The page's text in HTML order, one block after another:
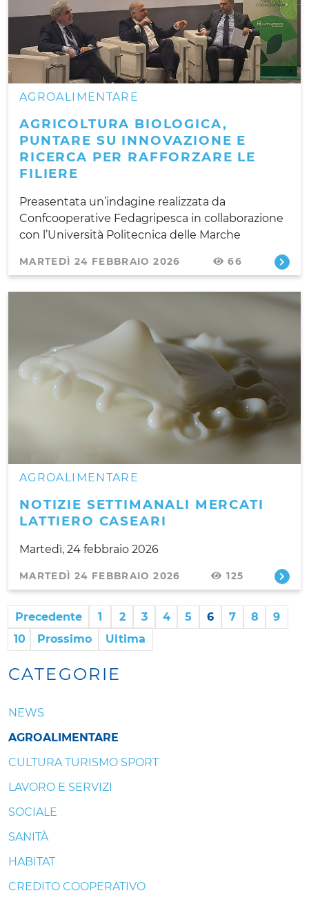
AGROALIMENTARE
AGRICOLTURA BIOLOGICA,
PUNTARE SU INNOVAZIONE E
RICERCA PER RAFFORZARE LE
FILIERE
Preasentata un’indagine realizzata da
Confcooperative Fedagripesca in collaborazione
con l’Università Politecnica delle Marche
MARTEDÌ 24 FEBBRAIO 2026 66
AGROALIMENTARE
NOTIZIE SETTIMANALI MERCATI
LATTIERO CASEARI
Martedì, 24 febbraio 2026
MARTEDÌ 24 FEBBRAIO 2026 125
Precedente 1 2 3 4 5 6 7 8
9
10
Prossimo Ultima
CATEGORIE
NEWS
AGROALIMENTARE
CULTURA TURISMO SPORT
LAVORO E SERVIZI
SOCIALE
SANITÀ
HABITAT
CREDITO COOPERATIVO